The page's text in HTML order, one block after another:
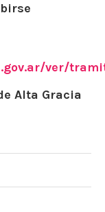
ver/
Alta Gracia